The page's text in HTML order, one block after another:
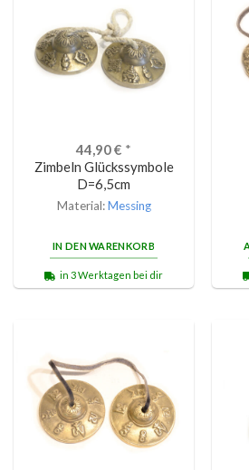
44,90€ *
Zimbeln Glückssymbole
D=6,5cm
Material:Messing
IN DEN WARENKORB
in 3 Werktagen bei dir